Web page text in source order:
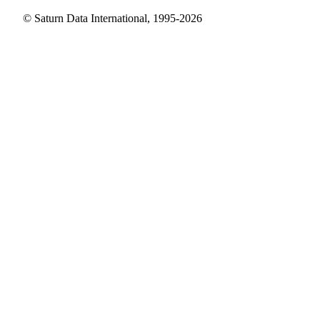
© Saturn Data International, 1995-2026